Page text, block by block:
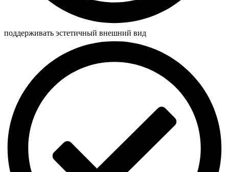
поддерживать эстетичный внешний вид